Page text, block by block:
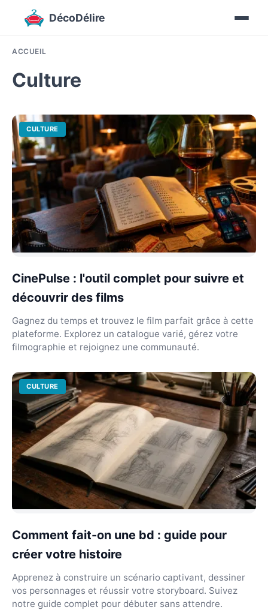
DécoDélire
ACCUEIL
Culture
CULTURE
CinePulse : l'outil complet pour suivre et
découvrir des films
Gagnez du temps et trouvez le film parfait grâce à cette
plateforme. Explorez un catalogue varié, gérez votre
filmographie et rejoignez une communauté.
CULTURE
Comment fait-on une bd : guide pour
créer votre histoire
Apprenez à construire un scénario captivant, dessiner
vos personnages et réussir votre storyboard. Suivez
notre guide complet pour débuter sans attendre.